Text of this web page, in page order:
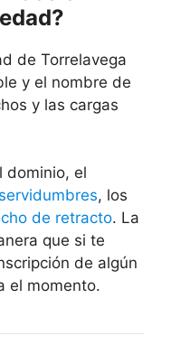
de Torrelavega
y el nombre de
y las cargas
dominio, el
servidumbres, los
de retracto. La
que si te
de algún
el momento.